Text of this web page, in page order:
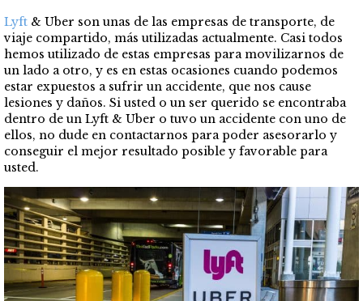
Lyft & Uber son unas de las empresas de transporte, de
viaje compartido, más utilizadas actualmente. Casi todos
hemos utilizado de estas empresas para movilizarnos de
un lado a otro, y es en estas ocasiones cuando podemos
estar expuestos a sufrir un accidente, que nos cause
lesiones y daños. Si usted o un ser querido se encontraba
dentro de un Lyft & Uber o tuvo un accidente con uno de
ellos, no dude en contactarnos para poder asesorarlo y
conseguir el mejor resultado posible y favorable para
usted.